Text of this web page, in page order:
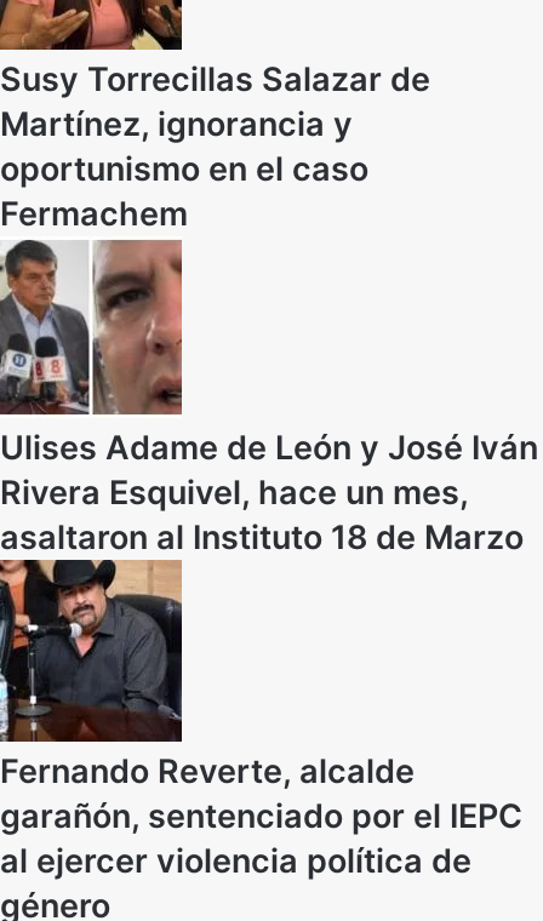
Susy Torrecillas Salazar de
Martínez, ignorancia y
oportunismo en el caso
Fermachem
Ulises Adame de León y José Iván
Rivera Esquivel, hace un mes,
asaltaron al Instituto 18 de Marzo
Fernando Reverte, alcalde
garañón, sentenciado por el IEPC
al ejercer violencia política de
género